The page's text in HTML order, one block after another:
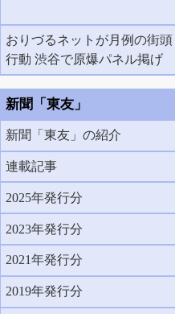
おりづるネットが月例の街頭
行動 渋谷で原爆パネル掲げ
新聞「東友」
新聞「東友」の紹介
連載記事
2025年発行分
2023年発行分
2021年発行分
2019年発行分